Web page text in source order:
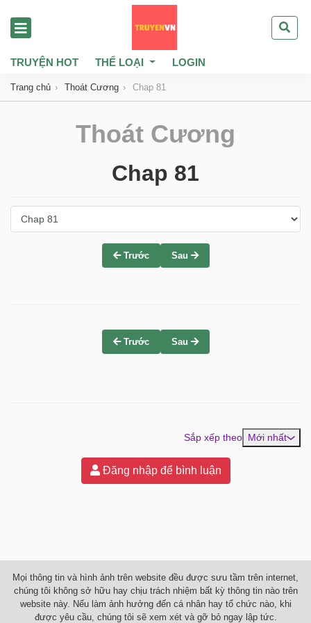
TRUYỆN HOT THỂ LOẠI LOGIN
Trang chủ Thoát Cương Chap 81
Thoát Cương
Chap 81
Trước Sau
Trước Sau
Sắp xếp theo Mới nhất
Đăng nhập để bình luận
Mọi thông tin và hình ảnh trên website đều được sưu tầm trên internet,
chúng tôi không sở hữu hay chịu trách nhiệm bất kỳ thông tin nào trên
website này. Nếu làm ảnh hưởng đến cá nhân hay tổ chức nào, khi
được yêu cầu, chúng tôi sẽ xem xét và gỡ bỏ ngay lập tức.